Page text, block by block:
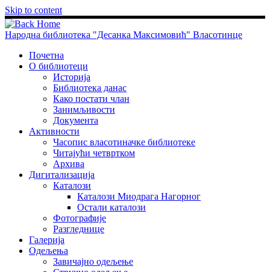
Skip to content
Народна библиотека "Десанка Максимовић" Власотинце
Почетна
О библиотеци
Историја
Библиотека данас
Како постати члан
Занимљивости
Документа
Активности
Часопис власотиначке библиотеке
Читајући четвртком
Архива
Дигитализација
Каталози
Каталози Миодрага Нагорног
Остали каталози
Фотографије
Разгледнице
Галерија
Одељења
Завичајно одељење